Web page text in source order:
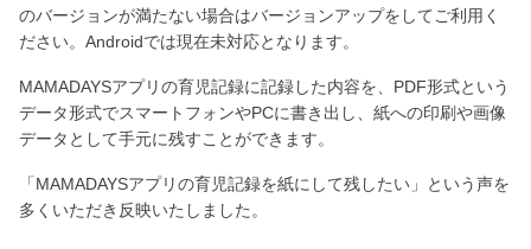
のバージョンが満たない場合はバージョンアップをしてご利用く
ださい。Androidでは現在未対応となります。
MAMADAYSアプリの育児記録に記録した内容を、PDF形式という
データ形式でスマートフォンやPCに書き出し、紙への印刷や画像
データとして手元に残すことができます。
「MAMADAYSアプリの育児記録を紙にして残したい」という声を
多くいただき反映いたしました。